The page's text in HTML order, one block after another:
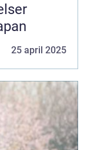
25 april 2025